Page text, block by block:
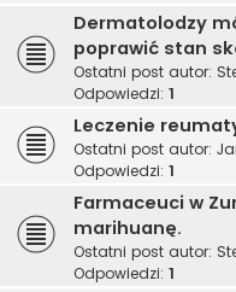
Dermatolodzy
poprawić stan
Ostatni post autor:
Odpowiedzi: 1
Leczenie
Ostatni post autor:
Odpowiedzi: 1
Farmaceuci w
marihuanę.
Ostatni post autor:
Odpowiedzi: 1